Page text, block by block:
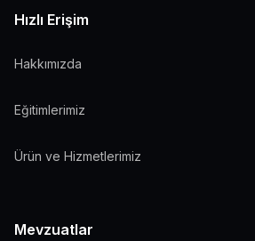
Hızlı Erişim
Hakkımızda
Eğitimlerimiz
Ürün ve Hizmetlerimiz
Mevzuatlar